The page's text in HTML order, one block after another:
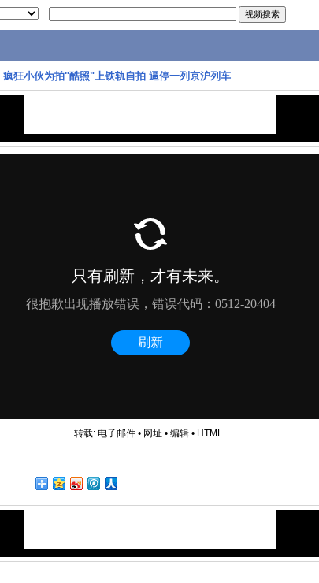
疯狂小伙为拍"酷照"上铁轨自拍 逼停一列京沪列车
转载: 电子邮件• 网址 • 编辑• HTML